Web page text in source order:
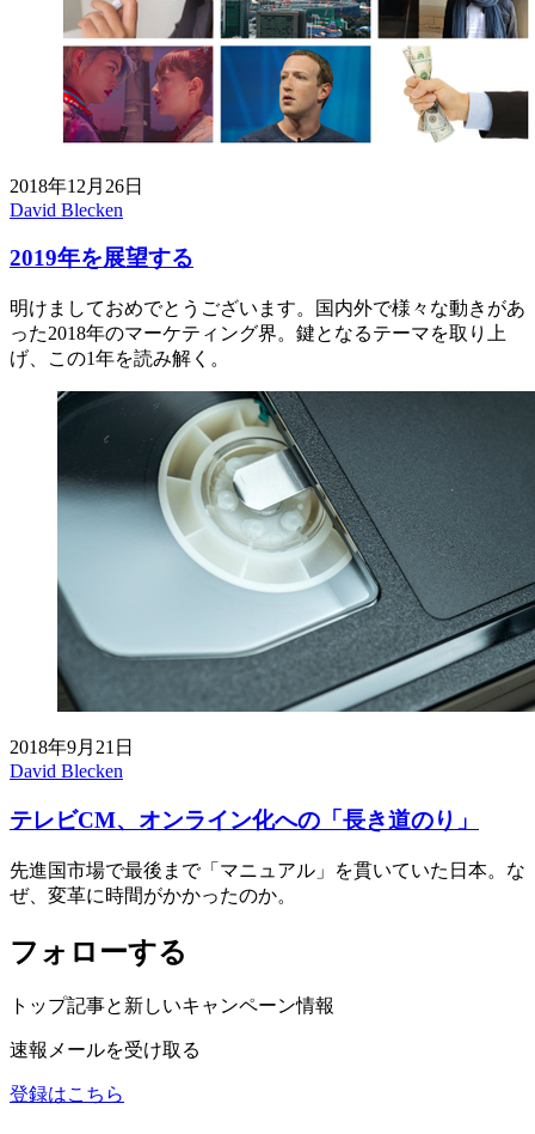
2018年12月26日
David Blecken
2019年を展望する
明けましておめでとうございます。国内外で様々な動きがあ
った2018年のマーケティング界。鍵となるテーマを取り上
げ、この1年を読み解く。
2018年9月21日
David Blecken
テレビCM、オンライン化への「長き道のり」
先進国市場で最後まで「マニュアル」を貫いていた日本。な
ぜ、変革に時間がかかったのか。
フォローする
トップ記事と新しいキャンペーン情報
速報メールを受け取る
登録はこちら